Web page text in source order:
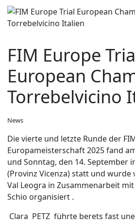
FIM Europe
European
Torrebelvicino
News
Die vierte und letzte Runde der
Europameisterschaft 2025fand
und Sonntag, den 14. September
(Provinz Vicenza) statt und wurde
Val Leogra in Zusammenarbeit
Schio organisiert .
Clara PETZ führte berets fast